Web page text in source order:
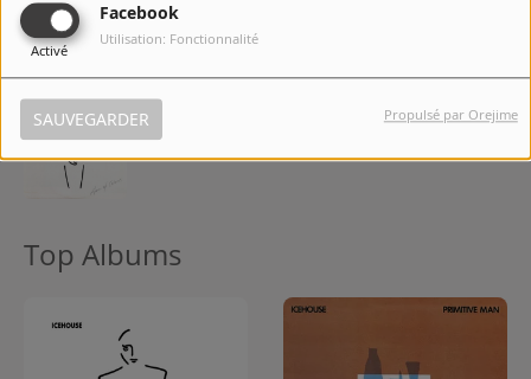
Facebook
Activé
Utilisation: Fonctionnalité
SAUVEGARDER Propulsé par Orejime
10
Top Albums